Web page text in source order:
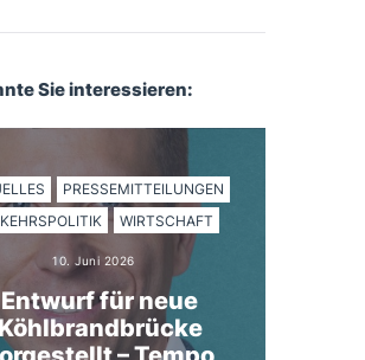
Sie interessieren:
PRESSEMITTEILUNGEN
WIRTSCHAFT
10. Juni 2026
Entwurf für neue